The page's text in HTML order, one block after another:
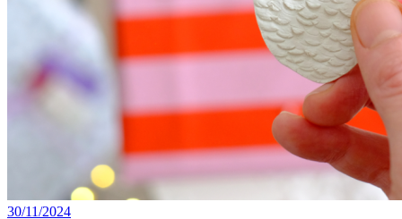
30/11/2024